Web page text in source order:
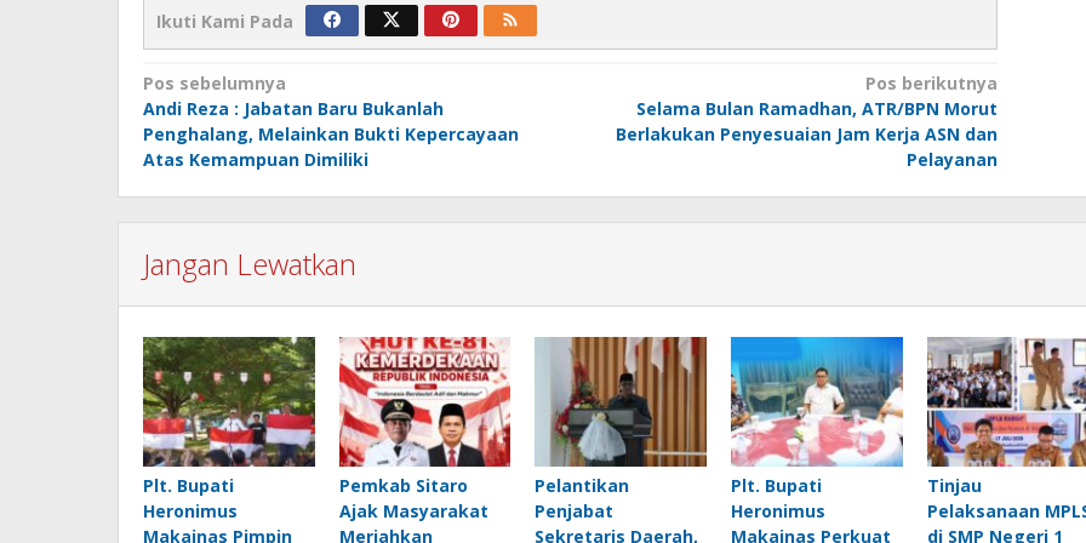
Ikuti Kami Pada
Navigasi
pos
Pos sebelumnya
Andi Reza : Jabatan Baru Bukanlah
Penghalang, Melainkan Bukti Kepercayaan
Atas Kemampuan Dimiliki
Pos berikutnya
Selama Bulan Ramadhan, ATR/BPN Morut
Berlakukan Penyesuaian Jam Kerja ASN dan
Pelayanan
Jangan Lewatkan
Plt. Bupati
Heronimus
Makainas Pimpin
Pemkab Sitaro
Ajak Masyarakat
Meriahkan
Pelantikan
Penjabat
Sekretaris Daerah,
Plt. Bupati
Heronimus
Makainas Perkuat
Tinjau
Pelaksanaan
di SMP Negeri 1